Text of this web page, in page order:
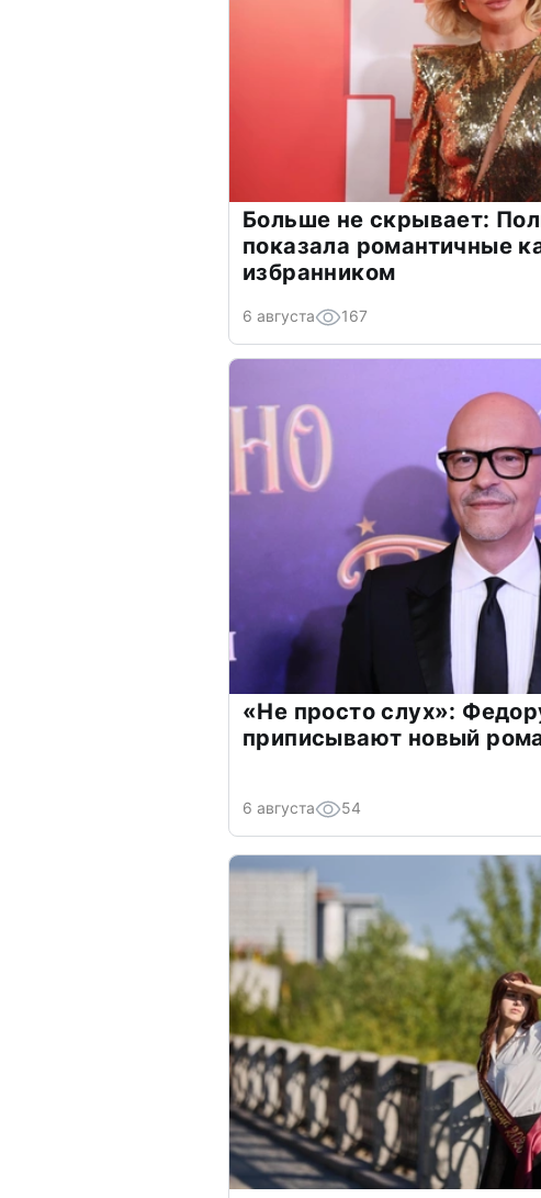
Больше не скрывает:
показала романтичные
избранником
6 августа 167
«Не просто слух»:
приписывают новый
6 августа 54